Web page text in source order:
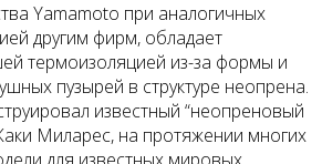
Yamamoto при аналогичных
другим фирм, обладает
термоизоляцией из-за формы и
пузырей в структуре неопрена.
известный “неопреновый
Миларес, на протяжении многих